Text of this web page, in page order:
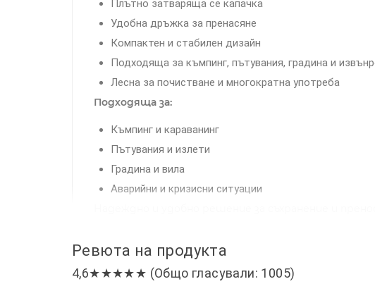
Плътно затваряща се капачка
Удобна дръжка за пренасяне
Компактен и стабилен дизайн
Подходяща за къмпинг, пътувания, градина и
Лесна за почистване и многократна употреба
Подходяща за:
Къмпинг и караванинг
Пътувания и излети
Градина и вилa
Аварийни и кризисни ситуации
Надеждно и удобно решение за съхранение и
Ревюта на продукта
4,6★★★★★ (Общо гласували: 1005)